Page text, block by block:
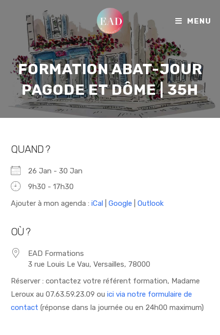
MENU
FORMATION ABAT-JOUR
PAGODE ET DÔME | 35H
QUAND ?
26 Jan - 30 Jan
9h30 - 17h30
Ajouter à mon agenda :iCal |Google |Outlook
OÙ ?
EAD Formations
3 rue Louis Le Vau, Versailles, 78000
Réserver : contactez votre référent formation, Madame
Leroux au 07.63.59.23.09 ouici via notre formulaire de
contact (réponse dans la journée ou en 24h00 maximum)